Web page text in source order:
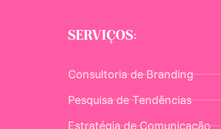
SERVIÇOS:
Consultoria de Branding
Pesquisa de Tendências
Estratégia de Comunicação